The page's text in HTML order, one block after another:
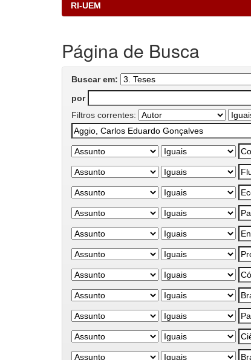
RI-UEM
Página de Busca
Buscar em:
por
Filtros correntes: